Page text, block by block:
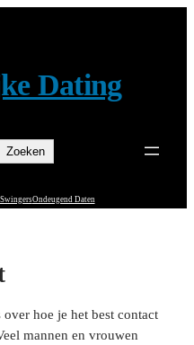
Dating
Zoeken
Ondeugend Daten
hoe je het best contact
mannen en vrouwen